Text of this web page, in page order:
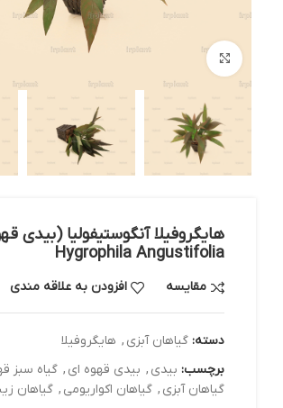
بزرگنمایی تصویر
هایگروفیلا آنگوستیفولیا (بیدی
Hygrophila Angustifolia
مقایسه افزودن به علاقه مندی
دسته: گیاهان آبزی , هایگروفیلا
برچسب: بیدی , بیدی قهوه ای , گیاه سبز
گیاهان آبزی , گیاهان اکواریومی , گیاهان